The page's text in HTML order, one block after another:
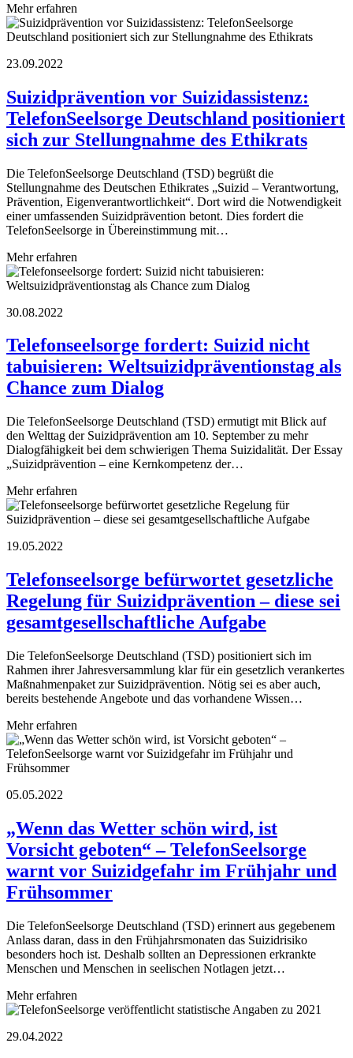
Mehr erfahren
23.09.2022
Suizidprävention vor Suizidassistenz:
TelefonSeelsorge Deutschland positioniert
sich zur Stellungnahme des Ethikrats
Die TelefonSeelsorge Deutschland (TSD) begrüßt die
Stellungnahme des Deutschen Ethikrates „Suizid – Verantwortung,
Prävention, Eigenverantwortlichkeit“. Dort wird die Notwendigkeit
einer umfassenden Suizidprävention betont. Dies fordert die
TelefonSeelsorge in Übereinstimmung mit…
Mehr erfahren
30.08.2022
Telefonseelsorge fordert: Suizid nicht
tabuisieren: Weltsuizidpräventionstag als
Chance zum Dialog
Die TelefonSeelsorge Deutschland (TSD) ermutigt mit Blick auf
den Welttag der Suizidprävention am 10. September zu mehr
Dialogfähigkeit bei dem schwierigen Thema Suizidalität. Der Essay
„Suizidprävention – eine Kernkompetenz der…
Mehr erfahren
19.05.2022
Telefonseelsorge befürwortet gesetzliche
Regelung für Suizidprävention – diese sei
gesamtgesellschaftliche Aufgabe
Die TelefonSeelsorge Deutschland (TSD) positioniert sich im
Rahmen ihrer Jahresversammlung klar für ein gesetzlich verankertes
Maßnahmenpaket zur Suizidprävention. Nötig sei es aber auch,
bereits bestehende Angebote und das vorhandene Wissen…
Mehr erfahren
05.05.2022
„Wenn das Wetter schön wird, ist
Vorsicht geboten“ – TelefonSeelsorge
warnt vor Suizidgefahr im Frühjahr und
Frühsommer
Die TelefonSeelsorge Deutschland (TSD) erinnert aus gegebenem
Anlass daran, dass in den Frühjahrsmonaten das Suizidrisiko
besonders hoch ist. Deshalb sollten an Depressionen erkrankte
Menschen und Menschen in seelischen Notlagen jetzt…
Mehr erfahren
29.04.2022